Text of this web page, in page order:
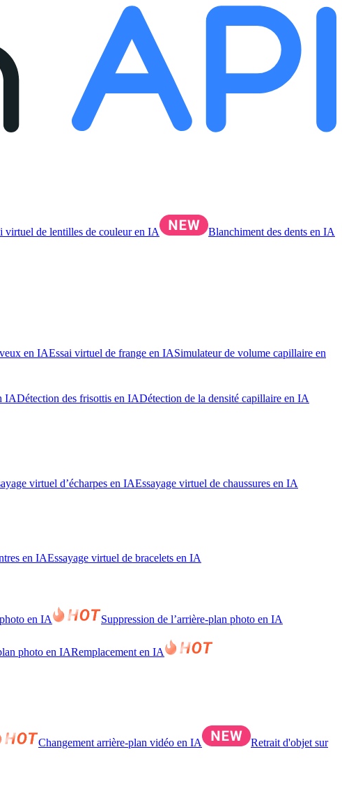
virtuel de lentilles de couleur en IA Blanchiment des dents en IA
en IAEssai virtuel de frange en IASimulateur de volume capillaire en
IADétection des frisottis en IADétection de la densité capillaire en IA
virtuel d’écharpes en IAEssayage virtuel de chaussures en IA
en IAEssayage virtuel de bracelets en IA
en IA Suppression de l’arrière-plan photo en IA
photo en IARemplacement en IA
Changement arrière-plan vidéo en IA
Retrait d'objet sur